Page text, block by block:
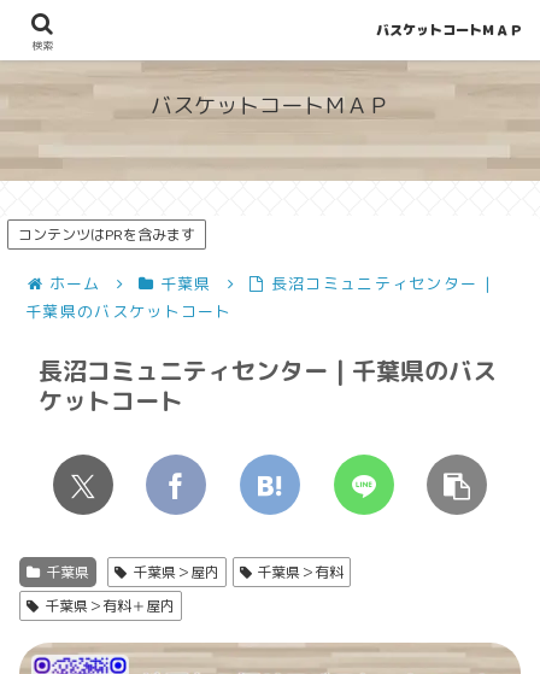
地図から探せる！穴場が見つかるバスケットコート情報
バスケットコートＭＡＰ
コンテンツはPRを含みます
ホーム 千葉県
長沼コミュニティセンター |
千葉県のバスケットコート
長沼コミュニティセンター | 千葉県のバス
ケットコート
千葉県 千葉県＞屋内
千葉県＞有料
千葉県＞有料＋屋内
検索
バスケットコートＭＡＰ